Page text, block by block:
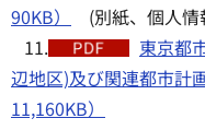
90KB）
(別紙、個人
11.
東京都
辺地区)及び関連都市計
11,160KB）